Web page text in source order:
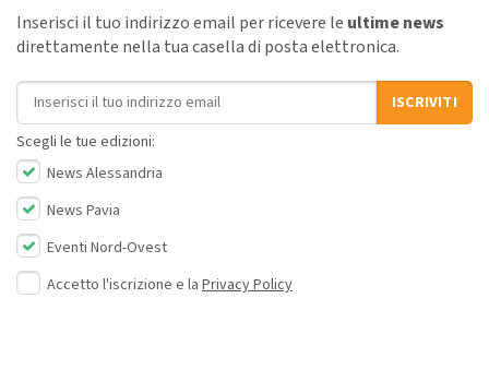
Inserisci il tuo indirizzo email per ricevere le ultime news
direttamente nella tua casella di posta elettronica.
Indirizzo email
ISCRIVITI
Scegli le tue edizioni:
News Alessandria
News Pavia
Eventi Nord-Ovest
Accetto l'iscrizione e la Privacy Policy